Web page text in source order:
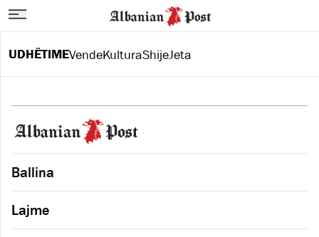
UDHËTIMEVendeKulturaShijeJeta
Ballina
Lajme